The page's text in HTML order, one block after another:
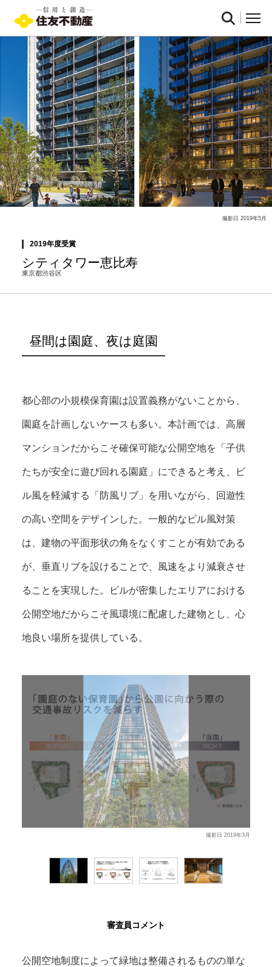
撮影日 2019年5月
2019年度受賞
シティタワー恵比寿
東京都渋谷区
昼間は園庭、夜は庭園
都心部の小規模保育園は設置義務がないことから、
園庭を計画しないケースも多い。本計画では、高層
マンションだからこそ確保可能な公開空地を「子供
たちが安全に遊び回れる園庭」にできると考え、ビ
ル風を軽減する「防風リブ」を用いながら、回遊性
の高い空間をデザインした。一般的なビル風対策
は、建物の平面形状の角をなくすことが有効である
が、垂直リブを設けることで、風速をより減衰させ
ることを実現した。ビルが密集したエリアにおける
公開空地だからこそ風環境に配慮した建物とし、心
地良い場所を提供している。
審査員コメント
公開空地制度によって緑地は整備されるものの単な